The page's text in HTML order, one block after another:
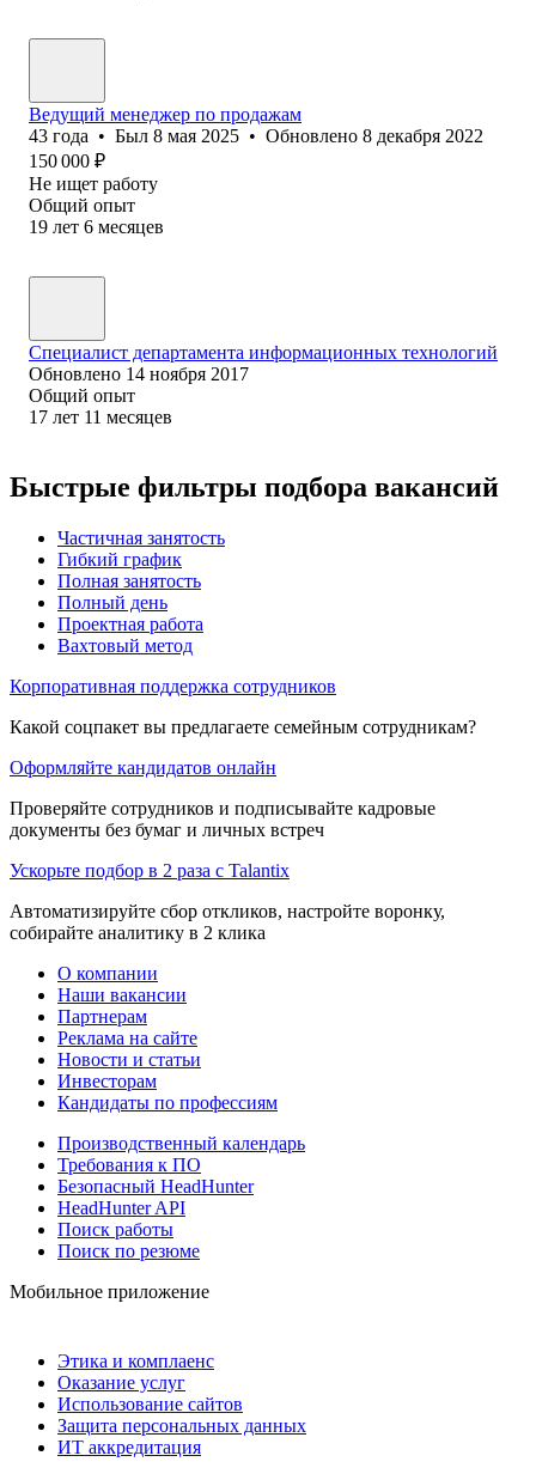
Ведущий менеджер по продажам
43 года • Был 8 мая 2025 • Обновлено 8 декабря 2022
150 000 ₽
Не ищет работу
Общий опыт
19 лет 6 месяцев
Специалист департамента информационных технологий
Обновлено 14 ноября 2017
Общий опыт
17 лет 11 месяцев
Быстрые фильтры подбора вакансий
Частичная занятость
Гибкий график
Полная занятость
Полный день
Проектная работа
Вахтовый метод
Корпоративная поддержка сотрудников
Какой соцпакет вы предлагаете семейным сотрудникам?
Оформляйте кандидатов онлайн
Проверяйте сотрудников и подписывайте кадровые
документы без бумаг и личных встреч
Ускорьте подбор в 2 раза с Talantix
Автоматизируйте сбор откликов, настройте воронку,
собирайте аналитику в 2 клика
О компании
Наши вакансии
Партнерам
Реклама на сайте
Новости и статьи
Инвесторам
Кандидаты по профессиям
Производственный календарь
Требования к ПО
Безопасный HeadHunter
HeadHunter API
Поиск работы
Поиск по резюме
Мобильное приложение
Этика и комплаенс
Оказание услуг
Использование сайтов
Защита персональных данных
ИТ аккредитация